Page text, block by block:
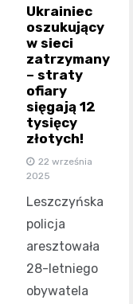
Ukrainiec
oszukujący
w sieci
zatrzymany
– straty
ofiary
sięgają 12
tysięcy
złotych!
22 września
2025
Leszczyńska
policja
aresztowała
28-letniego
obywatela